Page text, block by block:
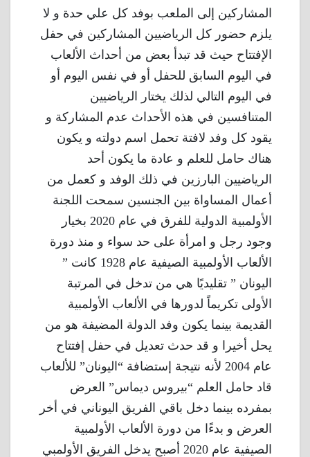
المشاركين إلى الملعب بوفد كل علي حدة و لا
يلزم حضور كل الرياضيين المشاركين في حفل
الإفتتاح حيث قد تبدأ بعض من أحداث الألعاب
في اليوم السابق للحفل أو في نفس اليوم أو
في اليوم التالي لذلك يختار الرياضيين
المتنافسين في هذه الأحداث عدم المشاركة و
يقود كل وفد لافتة تحمل اسم دولته و يكون
هناك حامل للعلم و عادة ما يكون أحد
الرياضيين البارزين في ذلك الوفد و كعمل من
أعمال المساواة بين الجنسين سمحت اللجنة
الأولمبية الدولية للفرق في عام 2020 بخيار
وجود رجل و امرأة على حد سواء و منذ دورة
الألعاب الأولمبية الصيفية عام 1928 كانت ”
اليونان ” تقليديًا هي من تدخل في المرتبة
الأولى تكريماً لدورها في الألعاب الأولمبية
القديمة بينما يكون وفد الدولة المضيفة هو من
يحل أخيرا و قد حدث تعديل في حفل إفتتاح
عام 2004 لأنه نتيجة إستضافة “اليونان” للألعاب
قاد حامل العلم “بيروس ديماس” العرض
بمفرده بينما دخل باقي الفريق اليوناني في أخر
العرض و بدءًا من دورة الألعاب الأولمبية
الصيفية عام 2020 أصبح يدخل الفريق الأولمبي